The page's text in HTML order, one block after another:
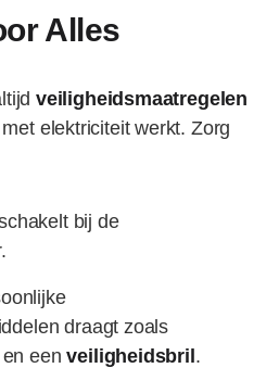
Alles
veiligheidsmaatregelen
elektriciteit werkt. Zorg
bij de
draagt zoals
en eenveiligheidsbril .